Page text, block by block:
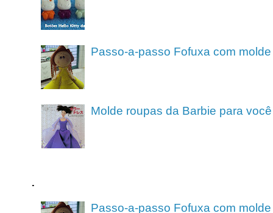
Passo-a-passo Fofuxa com molde
Molde roupas da Barbie para
.
Passo-a-passo Fofuxa com molde